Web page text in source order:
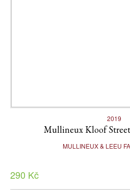
2019
Mullineux Kloof
MULLINEUX & LEEU
290 Kč